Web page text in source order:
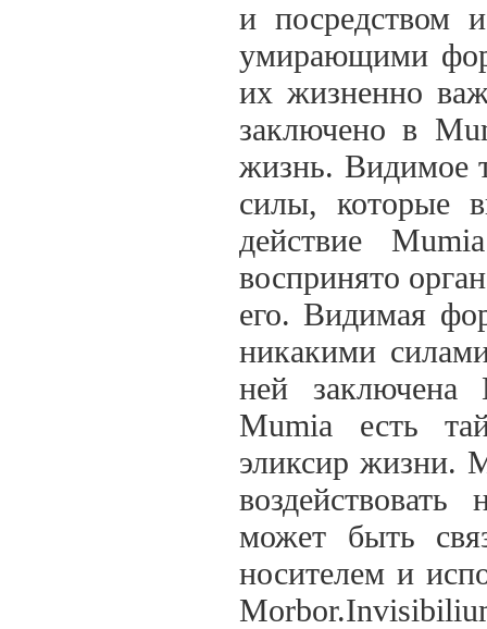
и посредством
умирающими
их жизненно
заключено в
жизнь. Видимое
силы, которые
действие
воспринято
его. Видимая
никакими
ней заключена
Mumia есть
эликсир жизни.
может быть
носителем и